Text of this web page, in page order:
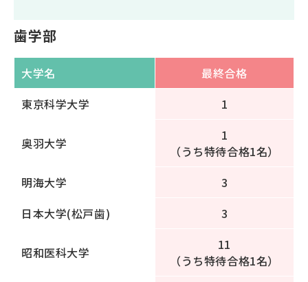
歯学部
大学名
最終合格
東京科学大学
1
奥羽大学
1
（うち特待合格1名）
明海大学
3
日本大学(松戸歯)
3
昭和医科大学
11
（うち特待合格1名）